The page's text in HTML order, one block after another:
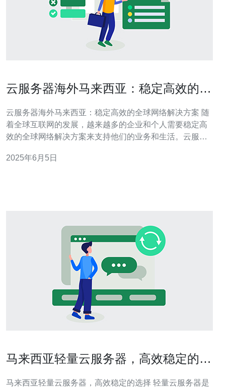
云服务器海外马来西亚：稳定高效的全
云服务器海外马来西亚：稳定高效的全球网络解决方案 随
着全球互联网的发展，越来越多的企业和个人需要稳定高
效的全球网络解决方案来支持他们的业务和生活。云服务
效的数据处理能力。在海外，马来西亚作为一个拥有优越
2025年6月5日
马来西亚轻量云服务器，高效稳定的选
马来西亚轻量云服务器，高效稳定的选择 轻量云服务器是